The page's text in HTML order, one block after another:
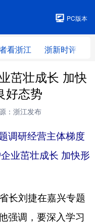
PC版本
看浙江 浙新时评
茁壮成长 加快
好态势
：浙江发布
调研经营主体梯度
业茁壮成长 加快形
刘捷在嘉兴专题
强调，要深入学习